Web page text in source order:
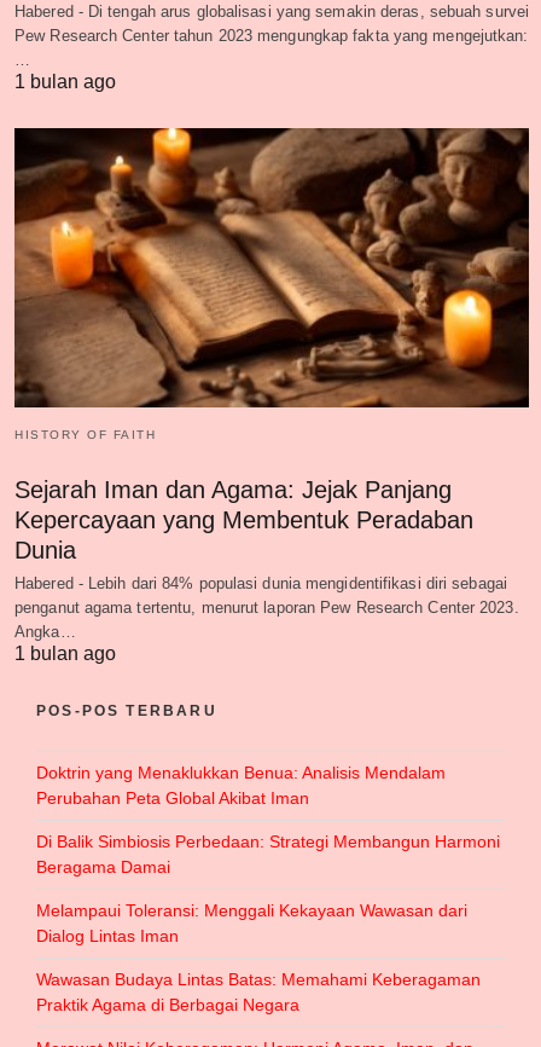
Habered - Di tengah arus globalisasi yang semakin deras, sebuah survei
Pew Research Center tahun 2023 mengungkap fakta yang mengejutkan:
1 bulan ago
HISTORY OF FAITH
Sejarah Iman dan Agama: Jejak Panjang
Kepercayaan yang Membentuk Peradaban
Dunia
Habered - Lebih dari 84% populasi dunia mengidentifikasi diri sebagai
penganut agama tertentu, menurut laporan Pew Research Center 2023.
Angka…
1 bulan ago
POS-POS TERBARU
Doktrin yang Menaklukkan Benua: Analisis Mendalam
Perubahan Peta Global Akibat Iman
Di Balik Simbiosis Perbedaan: Strategi Membangun Harmoni
Beragama Damai
Melampaui Toleransi: Menggali Kekayaan Wawasan dari
Dialog Lintas Iman
Wawasan Budaya Lintas Batas: Memahami Keberagaman
Praktik Agama di Berbagai Negara